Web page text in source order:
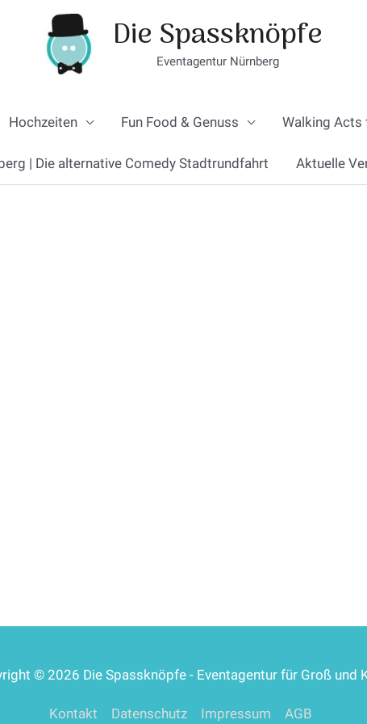
Die Spassknöpfe
Eventagentur Nürnberg
Hochzeiten Fun Food & Genuss Walking Acts
| Die alternative Comedy Stadtrundfahrt Aktuelle
© 2026 Die Spassknöpfe - Eventagentur für Groß und
Kontakt Datenschutz Impressum AGB